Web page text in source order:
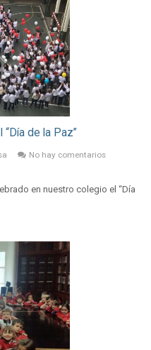
de la Paz”
No hay comentarios
en nuestro colegio el “Día